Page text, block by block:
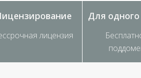
лицензия
Для одного